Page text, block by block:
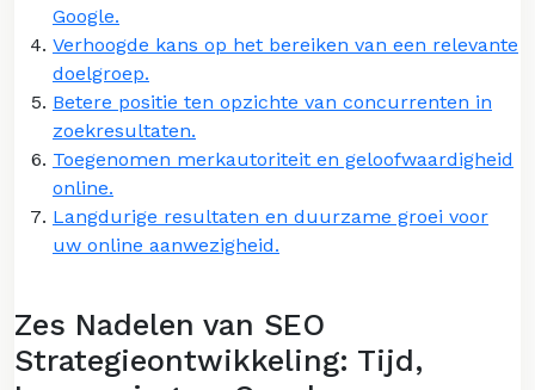
Google.
Verhoogde kans op het bereiken van een relevante
doelgroep.
Betere positie ten opzichte van concurrenten in
zoekresultaten.
Toegenomen merkautoriteit en geloofwaardigheid
online.
Langdurige resultaten en duurzame groei voor
uw online aanwezigheid.
Zes Nadelen van SEO
Strategieontwikkeling: Tijd,